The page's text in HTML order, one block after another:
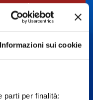
Informazioni sui cookie
parti per finalità:
always
to the venue.